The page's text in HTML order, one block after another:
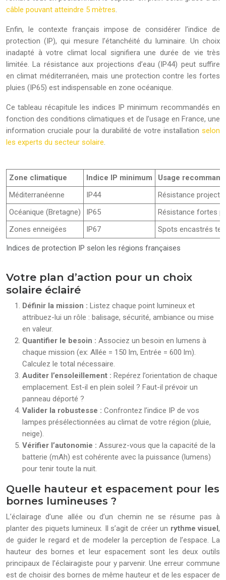
câble pouvant atteindre 5 mètres.
Enfin, le contexte français impose de considérer l’indice de
protection (IP), qui mesure l’étanchéité du luminaire. Un choix
inadapté à votre climat local signifiera une durée de vie très
limitée. La résistance aux projections d’eau (IP44) peut suffire
en climat méditerranéen, mais une protection contre les fortes
pluies (IP65) est indispensable en zone océanique.
Ce tableau récapitule les indices IP minimum recommandés en
fonction des conditions climatiques et de l’usage en France, une
information cruciale pour la durabilité de votre installation selon
les experts du secteur solaire.
Indices de protection IP selon les régions françaises
Zone climatique Indice IP minimum
Usage
Méditerranéenne
IP44
Résistance
Océanique (Bretagne)
IP65
Résistance fortes
Zones enneigées
IP67 Spots encastrés
Votre plan d’action pour un choix
solaire éclairé
Définir la mission : Listez chaque point lumineux et
attribuez-lui un rôle : balisage, sécurité, ambiance ou mise
en valeur.
Quantifier le besoin : Associez un besoin en lumens à
chaque mission (ex: Allée = 150 lm, Entrée = 600 lm).
Calculez le total nécessaire.
Auditer l’ensoleillement : Repérez l’orientation de chaque
emplacement. Est-il en plein soleil ? Faut-il prévoir un
panneau déporté ?
Valider la robustesse : Confrontez l’indice IP de vos
lampes présélectionnées au climat de votre région (pluie,
neige).
Vérifier l’autonomie : Assurez-vous que la capacité de la
batterie (mAh) est cohérente avec la puissance (lumens)
pour tenir toute la nuit.
Quelle hauteur et espacement pour les
bornes lumineuses ?
L’éclairage d’une allée ou d’un chemin ne se résume pas à
planter des piquets lumineux. Il s’agit de créer un rythme visuel,
de guider le regard et de modeler la perception de l’espace. La
hauteur des bornes et leur espacement sont les deux outils
principaux de l’éclairagiste pour y parvenir. Une erreur commune
est de choisir des bornes de même hauteur et de les espacer de